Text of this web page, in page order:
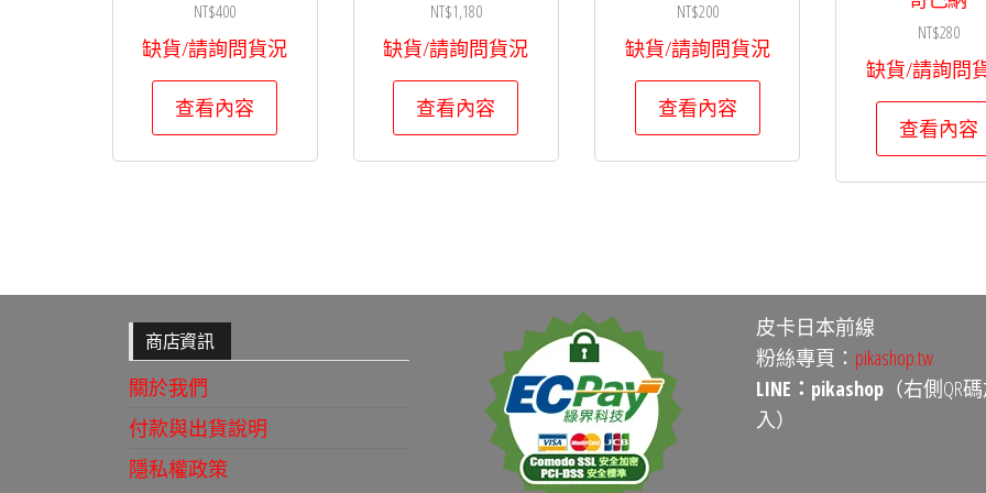
NT$400
缺貨/請詢問貨況
查看內容
NT$1,180
缺貨/請詢問貨況
查看內容
NT$200
缺貨/請詢問貨況
查看內容
NT$280
缺貨/請詢問
查看內容
商店資訊
關於我們
付款與出貨說明
隱私權政策
皮卡日本前線
粉絲專頁： pikashop.tw
LINE：pikashop （右側QR
入）